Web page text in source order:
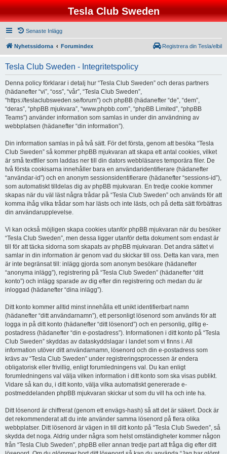
Tesla Club Sweden
Senaste Inlägg
Nyhetssidorna Forumindex Registrera din Tesla/elbil
Tesla Club Sweden - Integritetspolicy
Denna policy förklarar i detalj hur “Tesla Club Sweden” och deras partners
(hädanefter “vi”, “oss”, “vår”, “Tesla Club Sweden”,
“https://teslaclubsweden.se/forum”) och phpBB (hädanefter “de”, “dem”,
“deras”, “phpBB mjukvara”, “www.phpbb.com”, “phpBB Limited”, “phpBB
Teams”) använder information som samlas in under din användning av
webbplatsen (hädanefter “din information”).
Din information samlas in på två sätt. För det första, genom att besöka “Tesla
Club Sweden” så kommer phpBB mjukvaran att skapa ett antal cookies, vilket
är små textfiler som laddas ner till din dators webbläsares temporära filer. De
två första cookisarna innehåller bara en användaridentifierare (hädanefter
“användar-id”) och en anonym sessionsidentifierare (hädanefter “sessions-id”),
som automatiskt tilldelas dig av phpBB mjukvaran. En tredje cookie kommer
skapas när du väl läst några trådar på “Tesla Club Sweden” och används för att
komma ihåg vilka trådar som har lästs och inte lästs, och på detta sätt förbättras
din användarupplevelse.
Vi kan också möjligen skapa cookies utanför phpBB mjukvaran när du besöker
“Tesla Club Sweden”, men dessa ligger utanför detta dokument som endast är
till för att täcka sidorna som skapats av phpBB mjukvaran. Det andra sättet vi
samlar in din information är genom vad du skickar till oss. Detta kan vara, men
är inte begränsat till: inlägg gjorda som anonym besökare (hädanefter
“anonyma inlägg”), registrering på “Tesla Club Sweden” (hädanefter “ditt
konto”) och inlägg sparade av dig efter din registrering och medan du är
inloggad (hädanefter “dina inlägg”).
Ditt konto kommer alltid minst innehålla ett unikt identifierbart namn
(hädanefter “ditt användarnamn”), ett personligt lösenord som används för att
logga in på ditt konto (hädanefter “ditt lösenord”) och en personlig, giltig e-
postadress (hädanefter “din e-postadress”). Informationen i ditt konto på “Tesla
Club Sweden” skyddas av dataskyddslagar i landet som vi finns i. All
information utöver ditt användarnamn, lösenord och din e-postadress som
krävs av “Tesla Club Sweden” under registreringsprocessen är endera
obligatorisk eller frivillig, enligt forumledningens val. Du kan enligt
forumledningens val välja vilken information i ditt konto som ska visas publikt.
Vidare så kan du, i ditt konto, välja vilka automatiskt genererade e-
postmeddelanden phpBB mjukvaran skickar ut som du vill ha och inte ha.
Ditt lösenord är chiffrerat (genom ett envägs-hash) så att det är säkert. Dock är
det rekommenderat att du inte använder samma lösenord på flera olika
webbplatser. Ditt lösenord är vägen in till ditt konto på “Tesla Club Sweden”, så
skydda det noga. Aldrig under några som helst omständigheter kommer någon
från “Tesla Club Sweden”, phpBB eller annan tredje part att fråga dig efter ditt